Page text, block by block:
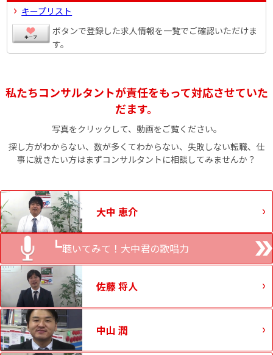
キープリスト
ボタンで登録した求人情報を一覧でご確認いただけま
す。
私たちコンサルタントが責任をもって対応させていた
だます。
写真をクリックして、動画をご覧ください。
探し方がわからない、数が多くてわからない、失敗しない転職、仕
事に就きたい方はまずコンサルタントに相談してみませんか？
大中 恵介
聴いてみて！大中君の歌唱力
佐藤 将人
中山 潤